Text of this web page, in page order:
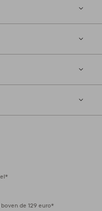
de 129 euro*